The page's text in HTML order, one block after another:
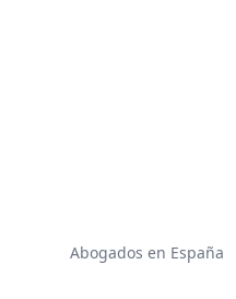
Abogados en España